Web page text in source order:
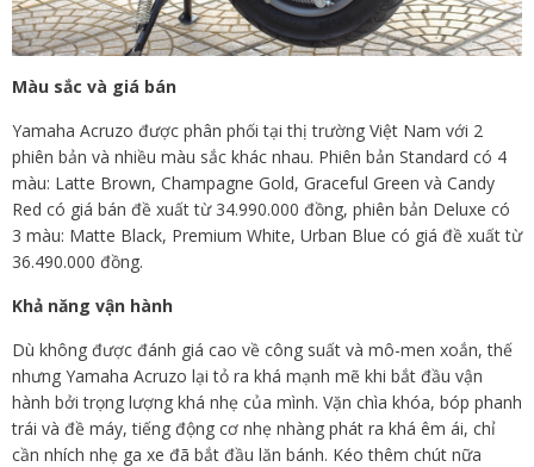
Màu sắc và giá bán
Yamaha Acruzo được phân phối tại thị trường Việt Nam với 2
phiên bản và nhiều màu sắc khác nhau. Phiên bản Standard có 4
màu: Latte Brown, Champagne Gold, Graceful Green và Candy
Red có giá bán đề xuất từ 34.990.000 đồng, phiên bản Deluxe có
3 màu: Matte Black, Premium White, Urban Blue có giá đề xuất từ
36.490.000 đồng.
Khả năng vận hành
Dù không được đánh giá cao về công suất và mô-men xoắn, thế
nhưng Yamaha Acruzo lại tỏ ra khá mạnh mẽ khi bắt đầu vận
hành bởi trọng lượng khá nhẹ của mình. Vặn chìa khóa, bóp phanh
trái và đề máy, tiếng động cơ nhẹ nhàng phát ra khá êm ái, chỉ
cần nhích nhẹ ga xe đã bắt đầu lăn bánh. Kéo thêm chút nữa